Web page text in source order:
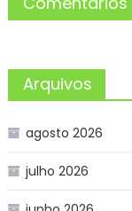
Arquivos
agosto 2026
julho 2026